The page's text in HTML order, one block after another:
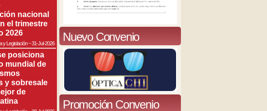
nacional
el trimestre
2026
y Legislación~31-Jul-2026
posiciona
mundial de
y sobresale
de
Nuevo Convenio
Promoción Convenio